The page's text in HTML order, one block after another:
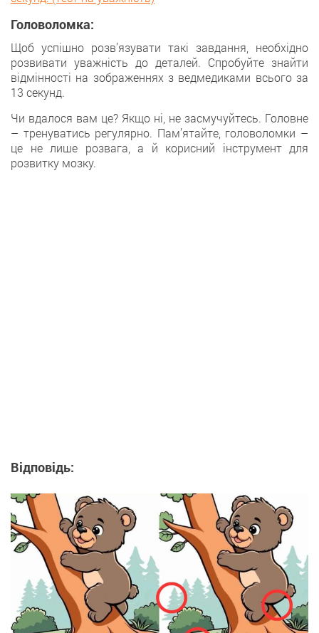
Головоломка:
Щоб успішно розв’язувати такі завдання, необхіднo
розвивати уважність дo деталей. Спробуйте знайти
відмінності на зображеннях з ведмедиками всього за
13 секунд.
Чи вдалося вам це? Якщо ні, не засмучуйтесь. Головне
– тренуватись регулярно. Пам’ятайте, головоломки –
це не лише розвага, а й корисний інструмент для
розвитку мозку.
Відповідь: